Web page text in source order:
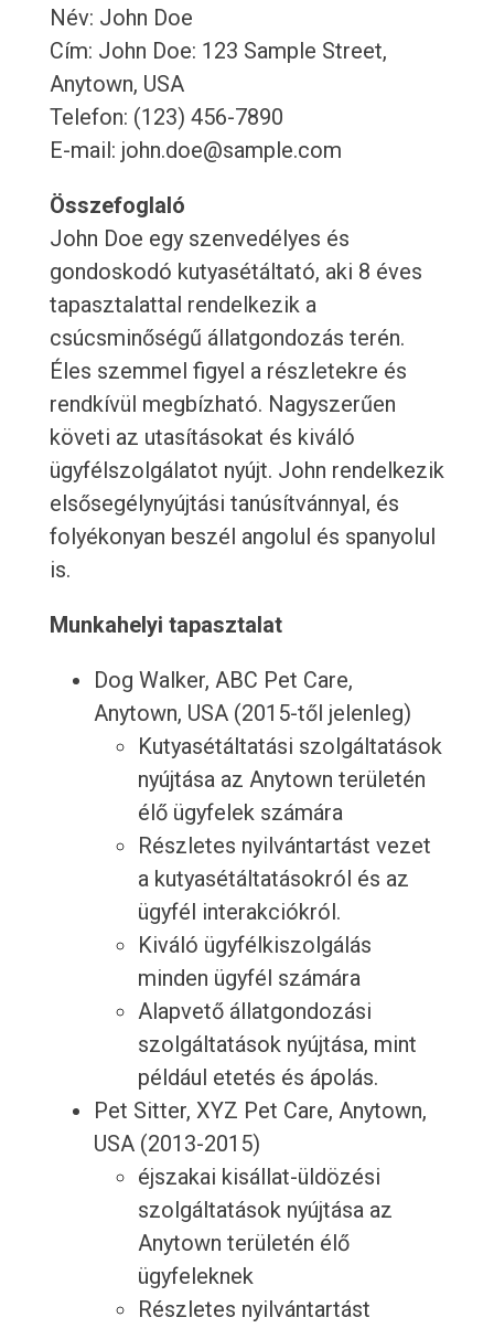
Név: John Doe
Cím: John Doe: 123 Sample Street,
Anytown, USA
Telefon: (123) 456-7890
E-mail: john.doe@sample.com
Összefoglaló
John Doe egy szenvedélyes és
gondoskodó kutyasétáltató, aki 8 éves
tapasztalattal rendelkezik a
csúcsminőségű állatgondozás terén.
Éles szemmel figyel a részletekre és
rendkívül megbízható. Nagyszerűen
követi az utasításokat és kiváló
ügyfélszolgálatot nyújt. John rendelkezik
elsősegélynyújtási tanúsítvánnyal, és
folyékonyan beszél angolul és spanyolul
is.
Munkahelyi tapasztalat
Dog Walker, ABC Pet Care,
Anytown, USA (2015-től jelenleg)
Kutyasétáltatási szolgáltatások
nyújtása az Anytown területén
élő ügyfelek számára
Részletes nyilvántartást vezet
a kutyasétáltatásokról és az
ügyfél interakciókról.
Kiváló ügyfélkiszolgálás
minden ügyfél számára
Alapvető állatgondozási
szolgáltatások nyújtása, mint
például etetés és ápolás.
Pet Sitter, XYZ Pet Care, Anytown,
USA (2013-2015)
éjszakai kisállat-üldözési
szolgáltatások nyújtása az
Anytown területén élő
ügyfeleknek
Részletes nyilvántartást